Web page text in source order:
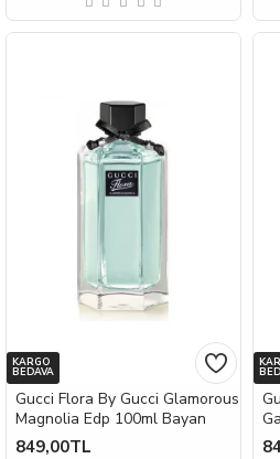
KARGO
BEDAVA
Gucci Flora By Gucci Glamorous
Magnolia Edp 100ml Bayan
849,00TL